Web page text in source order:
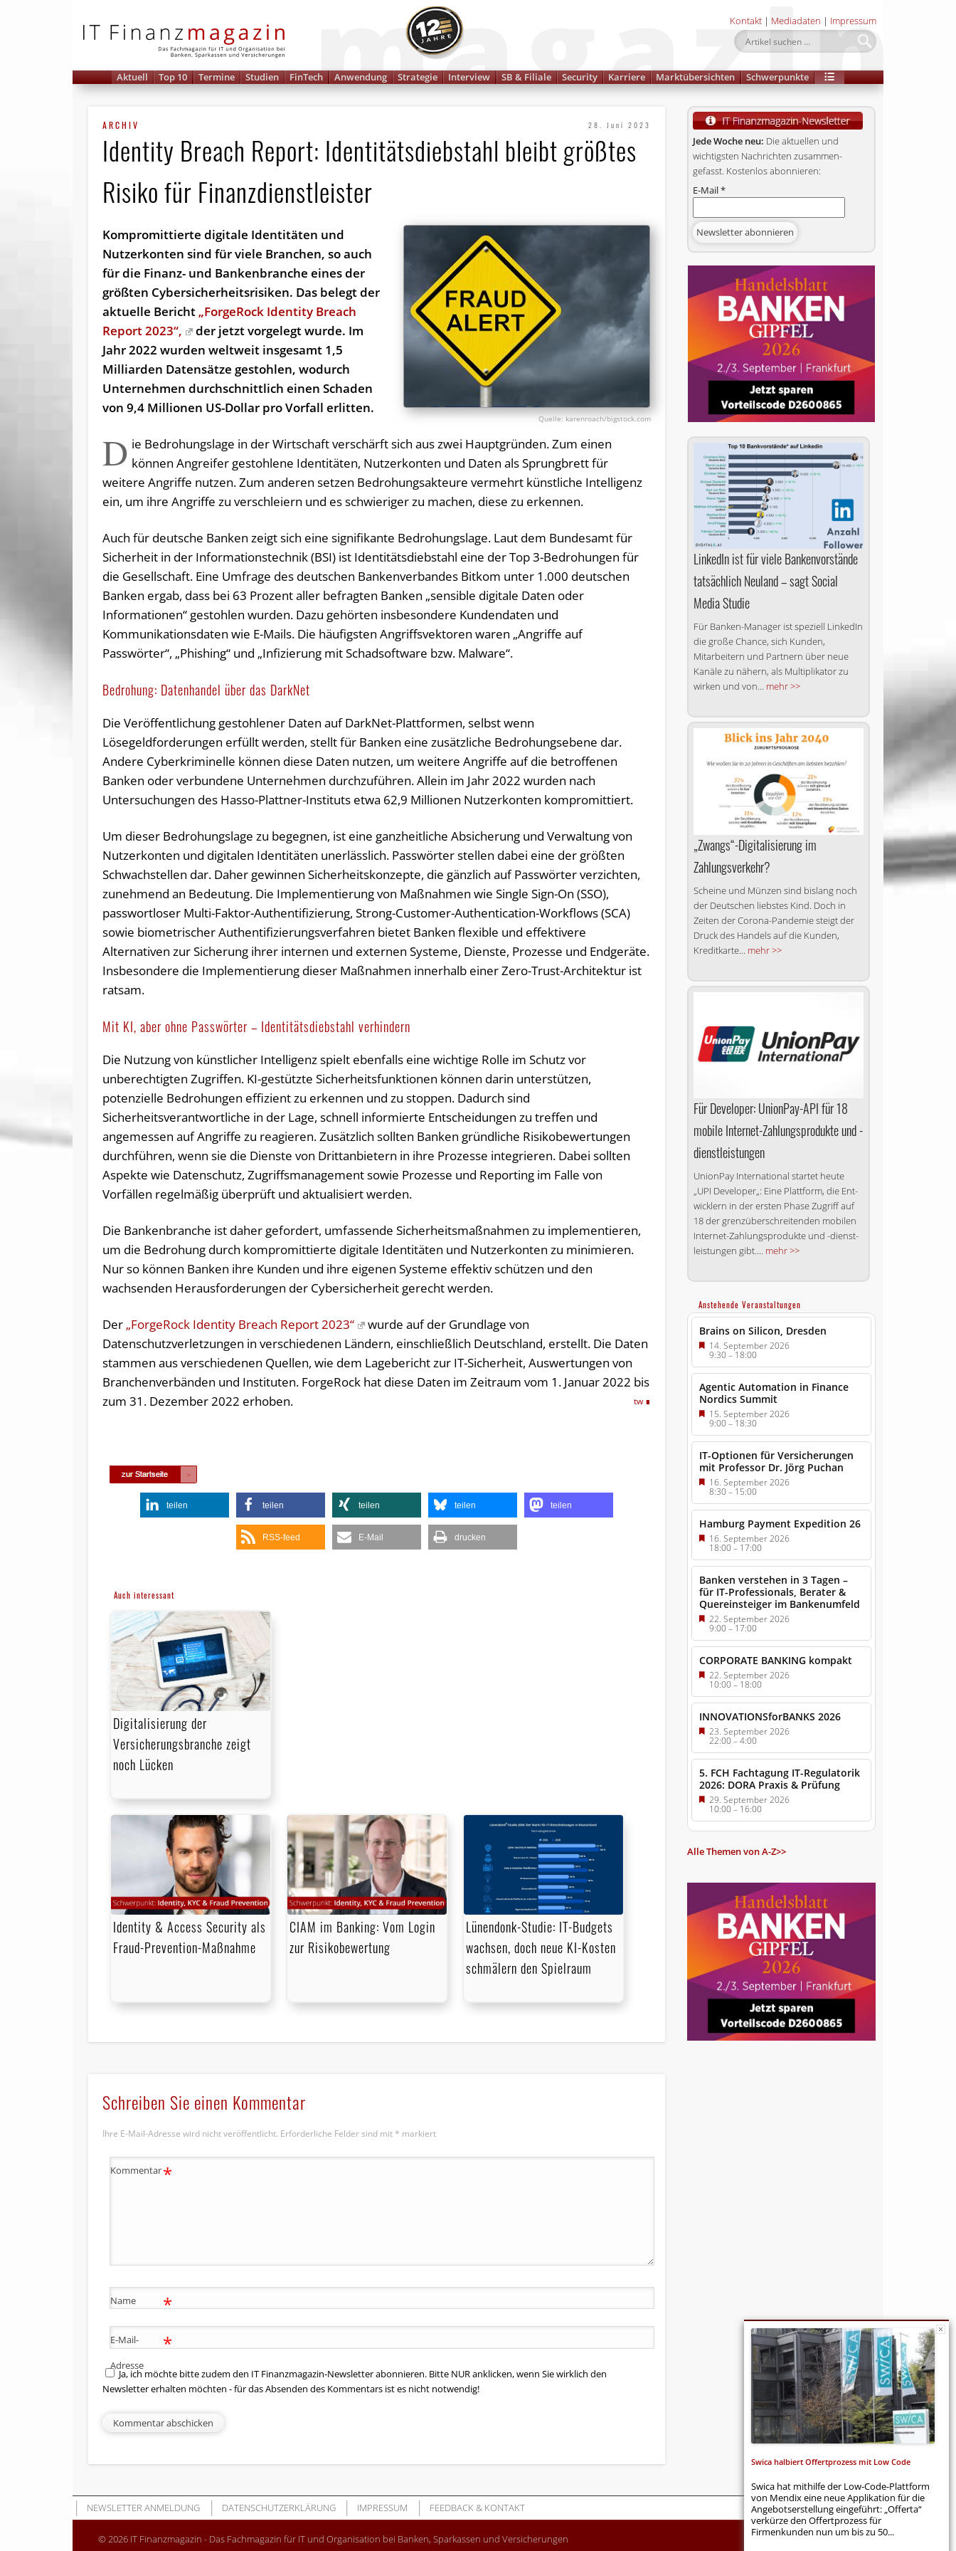
Kontakt | Mediadaten | Impressum
Aktuell Top 10 Termine Studien FinTech Anwendung Strategie Interview SB & Filiale Security Karriere Marktübersichten Schwerpunkte
ARCHIV 28. Juni 2023
Identity Breach Report: Identitätsdiebstahl bleibt größtes
Risiko für Finanzdienstleister
karenroach/bigstock.com
Kompromittierte digitale Identitäten und
Nutzerkonten sind für viele Branchen, so auch
für die Finanz- und Bankenbranche eines der
größten Cybersicherheitsrisiken. Das belegt der
aktuelle Bericht„ForgeRock Identity Breach
Report 2023“,
der jetzt vorgelegt wurde. Im
Jahr 2022 wurden weltweit insgesamt 1,5
Milliarden Datensätze gestohlen, wodurch
Unternehmen durchschnittlich einen Schaden
von 9,4 Millionen US-Dollar pro Vorfall erlitten.
D ie Bedrohungslage in der Wirtschaft verschärft sich aus zwei Hauptgründen. Zum einen
können Angreifer gestohlene Identitäten, Nutzerkonten und Daten als Sprungbrett für
weitere Angriffe nutzen. Zum anderen setzen Bedrohungsakteure vermehrt künstliche Intelligenz
ein, um ihre Angriffe zu verschleiern und es schwieriger zu machen, diese zu erkennen.
Auch für deutsche Banken zeigt sich eine signifikante Bedrohungslage. Laut dem Bundesamt für
Sicherheit in der Informationstechnik (BSI) ist Identitätsdiebstahl eine der Top 3-Bedrohungen für
die Gesellschaft. Eine Umfrage des deutschen Bankenverbandes Bitkom unter 1.000 deutschen
Banken ergab, dass bei 63 Prozent aller befragten Banken „sensible digitale Daten oder
Informationen“ gestohlen wurden. Dazu gehörten insbesondere Kundendaten und
Kommunikationsdaten wie E-Mails. Die häufigsten Angriffsvektoren waren „Angriffe auf
Passwörter“, „Phishing“ und „Infizierung mit Schadsoftware bzw. Malware“.
Bedrohung: Datenhandel über das DarkNet
Die Veröffentlichung gestohlener Daten auf DarkNet-Plattformen, selbst wenn
Lösegeldforderungen erfüllt werden, stellt für Banken eine zusätzliche Bedrohungsebene dar.
Andere Cyberkriminelle können diese Daten nutzen, um weitere Angriffe auf die betroffenen
Banken oder verbundene Unternehmen durchzuführen. Allein im Jahr 2022 wurden nach
Untersuchungen des Hasso-Plattner-Instituts etwa 62,9 Millionen Nutzerkonten kompromittiert.
Um dieser Bedrohungslage zu begegnen, ist eine ganzheitliche Absicherung und Verwaltung von
Nutzerkonten und digitalen Identitäten unerlässlich. Passwörter stellen dabei eine der größten
Schwachstellen dar. Daher gewinnen Sicherheitskonzepte, die gänzlich auf Passwörter verzichten,
zunehmend an Bedeutung. Die Implementierung von Maßnahmen wie Single Sign-On (SSO),
passwortloser Multi-Faktor-Authentifizierung, Strong-Customer-Authentication-Workflows (SCA)
sowie biometrischer Authentifizierungsverfahren bietet Banken flexible und effektivere
Alternativen zur Sicherung ihrer internen und externen Systeme, Dienste, Prozesse und Endgeräte.
Insbesondere die Implementierung dieser Maßnahmen innerhalb einer Zero-Trust-Architektur ist
ratsam.
Mit KI, aber ohne Passwörter – Identitätsdiebstahl verhindern
Die Nutzung von künstlicher Intelligenz spielt ebenfalls eine wichtige Rolle im Schutz vor
unberechtigten Zugriffen. KI-gestützte Sicherheitsfunktionen können darin unterstützen,
potenzielle Bedrohungen effizient zu erkennen und zu stoppen. Dadurch sind
Sicherheitsverantwortliche in der Lage, schnell informierte Entscheidungen zu treffen und
angemessen auf Angriffe zu reagieren. Zusätzlich sollten Banken gründliche Risikobewertungen
durchführen, wenn sie die Dienste von Drittanbietern in ihre Prozesse integrieren. Dabei sollten
Aspekte wie Datenschutz, Zugriffsmanagement sowie Prozesse und Reporting im Falle von
Vorfällen regelmäßig überprüft und aktualisiert werden.
Die Bankenbranche ist daher gefordert, umfassende Sicherheitsmaßnahmen zu implementieren,
um die Bedrohung durch kompromittierte digitale Identitäten und Nutzerkonten zu minimieren.
Nur so können Banken ihre Kunden und ihre eigenen Systeme effektiv schützen und den
wachsenden Herausforderungen der Cybersicherheit gerecht werden.
Der „ForgeRock Identity Breach Report 2023“
wurde auf der Grundlage von
Datenschutzverletzungen in verschiedenen Ländern, einschließlich Deutschland, erstellt. Die Daten
stammen aus verschiedenen Quellen, wie dem Lagebericht zur IT-Sicherheit, Auswertungen von
Branchenverbänden und Instituten. ForgeRock hat diese Daten im Zeitraum vom 1. Januar 2022 bis
zum 31. Dezember 2022 erhoben.
tw
teilen teilen teilen teilen teilen
RSS-feed E-Mail drucken
Auch interessant
Digitalisierung der
Versicherungsbranche zeigt
noch Lücken
Identity & Access Security als
Fraud-Prevention-Maßnahme
CIAM im Banking: Vom Login
zur Risikobewertung
Lünendonk-Studie: IT-Budgets
wachsen, doch neue KI-Kosten
schmälern den Spielraum
Schreiben Sie einen Kommentar
Ihre E-Mail-Adresse wird nicht veröffentlicht. Erforderliche Felder sind mit * markiert
Kommentar*
Name *
E-Mail-
Adresse
*
Ja, ich möchte bitte zudem den IT Finanzmagazin-Newsletter abonnieren. Bitte NUR anklicken, wenn Sie wirklich den
Newsletter erhalten möchten - für das Absenden des Kommentars ist es nicht notwendig!
Jede Woche neu: Die aktuellen und
wichtigsten Nachrichten zusammen­
gefasst. Kostenlos abonnieren:
E-Mail*
LinkedIn ist für viele Bankenvorstände
tatsächlich Neuland – sagt Social
Media Studie
Für Banken-Manager ist speziell LinkedIn
die große Chance, sich Kunden,
Mitarbeitern und Partnern über neue
Kanäle zu nähern, als Multiplikator zu
wirken und von... mehr >>
„Zwangs“-Digitalisierung im
Zahlungsverkehr?
Scheine und Münzen sind bislang noch
der Deutschen liebstes Kind. Doch in
Zeiten der Corona-Pandemie steigt der
Druck des Handels auf die Kunden,
Kreditkarte... mehr >>
Für Developer: UnionPay-API für 18
mobile Internet-Zahlungsprodukte und -
dienstleistungen
UnionPay International startet heute
„UPI Developer„: Ei­ne Platt­form, die Ent­
wick­lern in der ers­ten Pha­se Zu­griff auf
18 der grenz­über­schrei­ten­den mo­bi­len
In­ter­net-Zah­lungs­pro­duk­te und -dienst­
leis­tun­gen gibt.... mehr >>
Anstehende Veranstaltungen
Brains on Silicon, Dresden
14. September 2026
9:30–18:00
Agentic Automation in Finance
Nordics Summit
15. September 2026
9:00–18:30
IT-Optionen für Versicherungen
mit Professor Dr. Jörg Puchan
16. September 2026
8:30–15:00
Hamburg Payment Expedition 26
16. September 2026
18:00– 17:00
Banken verstehen in 3 Tagen –
für IT-Professionals, Berater &
Quereinsteiger im Bankenumfeld
22. September 2026
9:00–17:00
CORPORATE BANKING kompakt
22. September 2026
10:00– 18:00
INNOVATIONSforBANKS 2026
23. September 2026
22:00–4:00
5. FCH Fachtagung IT-Regulatorik
2026: DORA Praxis & Prüfung
29. September 2026
10:00– 16:00
Alle Themen von A-Z>>
NEWSLETTER ANMELDUNG DATENSCHUTZERKLÄRUNG IMPRESSUM FEEDBACK & KONTAKT
© 2026 IT Finanzmagazin - Das Fachmagazin für IT und Organisation bei Banken, Sparkassen und Versicherungen
Swica halbiert Offertprozess mit Low Code
Swica hat mithilfe der Low-Code-Plattform
von Mendix eine neue Applikation für die
Angebotserstellung eingeführt: „Offerta“
verkürze den Offertprozess für
Firmenkunden nun um bis zu 50...